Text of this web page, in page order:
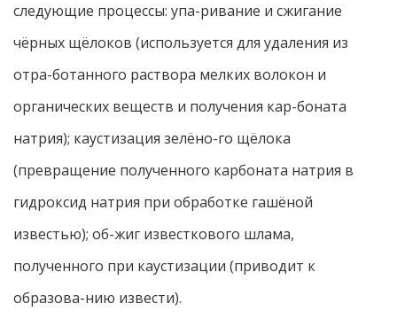
следующие процессы: упа-ривание и сжигание
чёрных щёлоков (используется для удаления из
отра-ботанного раствора мелких волокон и
органических веществ и получения кар-боната
натрия); каустизация зелёно-го щёлока
(превращение полученного карбоната натрия в
гидроксид натрия при обработке гашёной
известью); об-жиг известкового шлама,
полученного при каустизации (приводит к
образова-нию извести).